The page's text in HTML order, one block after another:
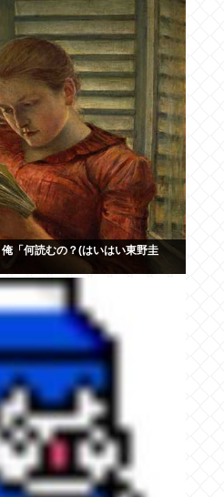
「何読むの？(はいはい東野圭